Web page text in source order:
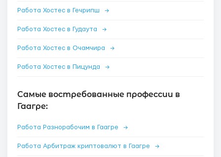
Работа Хостес в Гечрипш →
Работа Хостес в Гудаута →
Работа Хостес в Очамчира →
Работа Хостес в Пицунда →
Самые востребованные профессии в
Гаагре:
Работа Разнорабочим в Гаагре →
Работа Арбитраж криптовалют в Гаагре →